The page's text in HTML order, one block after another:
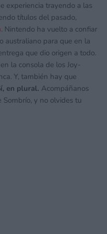
experiencia trayendo a las
títulos del pasado,
. Nintendo ha vuelto a confiar
australiano para que en la
que dio origen a todo.
la consola de los Joy-
Y, también hay que
en plural. Acompáñanos
y no olvides tu